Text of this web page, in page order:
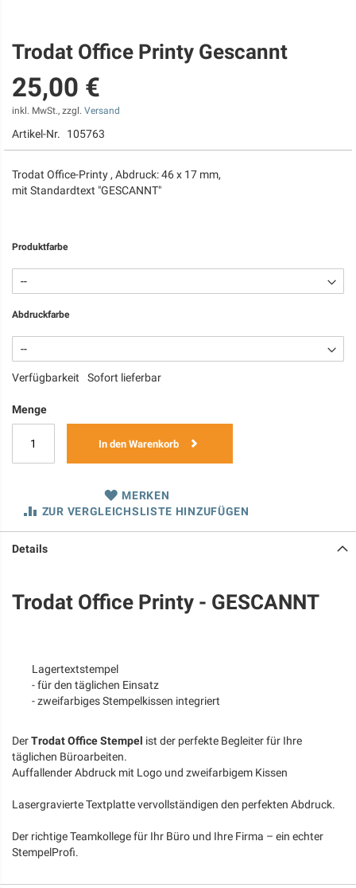
Zum
Anfang
der
Bildgalerie
springen
Trodat Office Printy Gescannt
25,00 €
inkl. MwSt., zzgl. Versand
Artikel-Nr. 105763
Trodat Office-Printy , Abdruck: 46 x 17 mm,
mit Standardtext "GESCANNT"
Produktfarbe
Abdruckfarbe
Verfügbarkeit Sofort lieferbar
Menge
In den Warenkorb
MERKEN
ZUR VERGLEICHSLISTE HINZUFÜGEN
Details
Trodat Office Printy - GESCANNT
Lagertextstempel
- für den täglichen Einsatz
- zweifarbiges Stempelkissen integriert
DerTrodat Office Stempel ist der perfekte Begleiter für Ihre
täglichen Büroarbeiten.
Auffallender Abdruck mit Logo und zweifarbigem Kissen
Lasergravierte Textplatte vervollständigen den perfekten Abdruck.
Der richtige Teamkollege für Ihr Büro und Ihre Firma – ein echter
StempelProfi.